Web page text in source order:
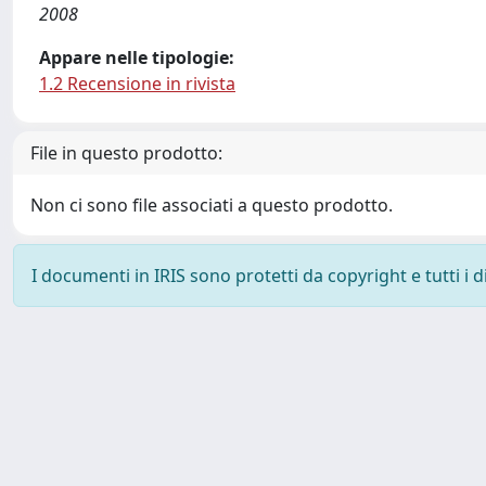
2008
Appare nelle tipologie:
1.2 Recensione in rivista
File in questo prodotto:
Non ci sono file associati a questo prodotto.
I documenti in IRIS sono protetti da copyright e tutti i